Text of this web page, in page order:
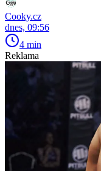
Cooky.cz
dnes, 09:56
4 min
Reklama